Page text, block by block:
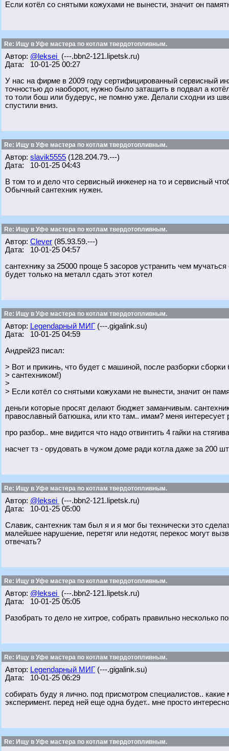
Если котёл со снятыми кожухами не вынести, значит он
Re: Ищу в Уфе мастера по котлам твердотопливным.
Автор: @leksei (---.bbn2-121.lipetsk.ru)
Дата: 10-01-25 00:27
У нас на фирме в 2009 году сертифицированный сервисный
точностью до наоборот, нужно было затащить в подвал а
то толи бош или будерус, не помню уже. Делали сходни из
спустили вниз.
Re: Ищу в Уфе мастера по котлам твердотопливным.
Автор: slavik5555 (128.204.79.---)
Дата: 10-01-25 04:43
В том то и дело что сервисный инженер на то и сервисный
Обычный сантехник нужен.
Re: Ищу в Уфе мастера по котлам твердотопливным.
Автор: Clever (85.93.59.---)
Дата: 10-01-25 04:57
сантехнику за 25000 проще 5 засоров устранить чем
будет только на металл сдать этот котел
Re: Ищу в Уфе мастера по котлам твердотопливным.
Автор: Legendарный МИГ (---.gigalink.su)
Дата: 10-01-25 04:59
Андрей23 писал:
> Вот и прикинь, что будет с машиной, после разборки
> сантехником!)
>
> Если котёл со снятыми кожухами не вынести, значит он
деньги которые просят делают бюджет заманчивым.
православный батюшка, или кто там.. имам? меня интересует
про разбор.. мне видится что надо отвинтить 4 гайки на
насчет тз - орудовать в чужом доме ради котла даже за 200
Re: Ищу в Уфе мастера по котлам твердотопливным.
Автор: @leksei (---.bbn2-121.lipetsk.ru)
Дата: 10-01-25 05:00
Славик, сантехник там был я и я мог бы технически это
малейшее нарушение, перетяг или недотяг, перекос могут
отвечать?
Re: Ищу в Уфе мастера по котлам твердотопливным.
Автор: @leksei (---.bbn2-121.lipetsk.ru)
Дата: 10-01-25 05:05
Разобрать то дело не хитрое, собрать правильно несколько
Re: Ищу в Уфе мастера по котлам твердотопливным.
Автор: Legendарный МИГ (---.gigalink.su)
Дата: 10-01-25 06:29
собирать буду я лично. под присмотром специалистов.. какие
эксперимент. перед ней еще одна будет.. мне просто
Re: Ищу в Уфе мастера по котлам твердотопливным.